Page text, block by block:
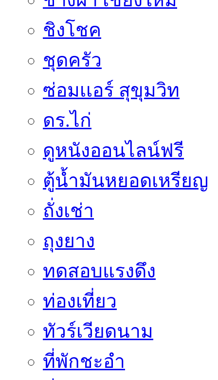
ชิงโชค
ชุดครัว
ซ่อมเเอร์ สุขุมวิท
ดร.ไก่
ดูหนังออนไลน์ฟรี
ตู้น้ำมันหยอดเหรียญ
ถั่งเช่า
ถุงยาง
ทดสอบแรงดึง
ท่องเที่ยว
ทัวร์เวียดนาม
ที่พักชะอำ